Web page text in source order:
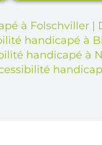
à Folschviller |
handicapé à
handicapé à